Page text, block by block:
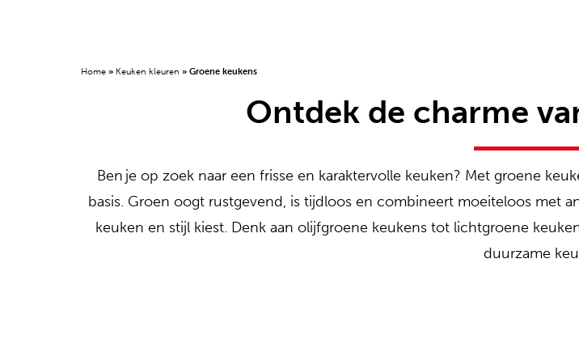
Home » Keuken kleuren » Groene keukens
Ontdek de charme
Ben je op zoek naar een frisse en karaktervolle keuken? Met groene
basis. Groen oogt rustgevend, is tijdloos en combineert moeiteloos met
keuken en stijl kiest. Denk aan olijfgroene keukens tot lichtgroene
duurzame